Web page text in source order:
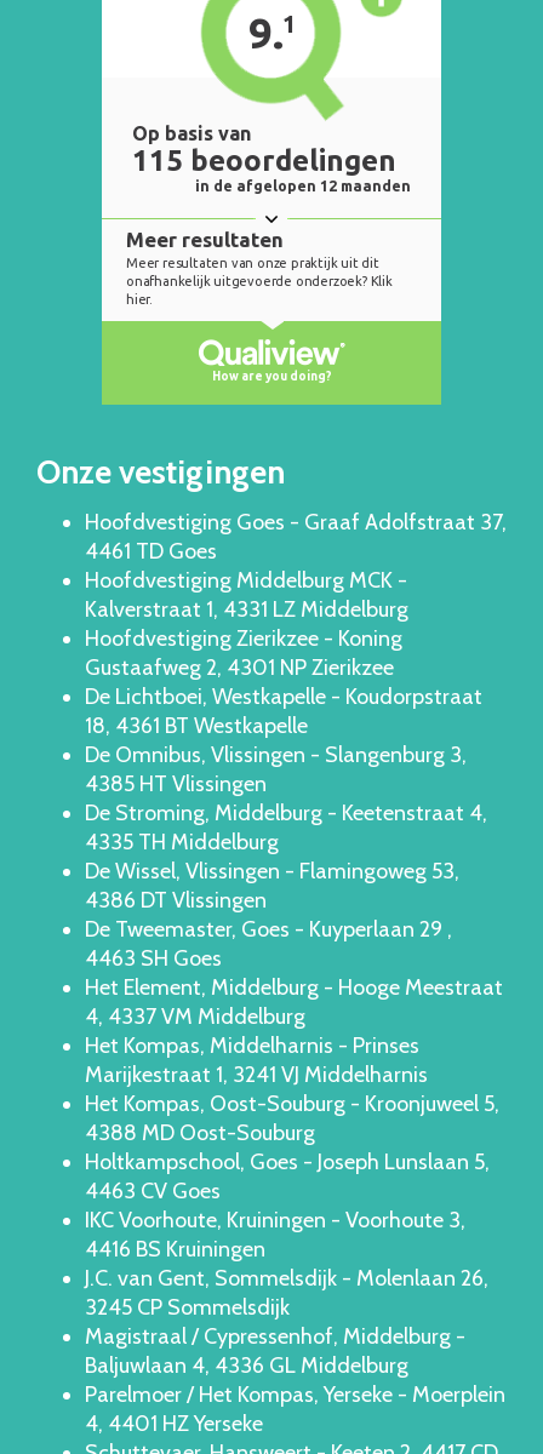
Onze vestigingen
Hoofdvestiging Goes - Graaf Adolfstraat 37,
4461 TD Goes
Hoofdvestiging Middelburg MCK -
Kalverstraat 1, 4331 LZ Middelburg
Hoofdvestiging Zierikzee - Koning
Gustaafweg 2, 4301 NP Zierikzee
De Lichtboei, Westkapelle - Koudorpstraat
18, 4361 BT Westkapelle
De Omnibus, Vlissingen - Slangenburg 3,
4385 HT Vlissingen
De Stroming, Middelburg - Keetenstraat 4,
4335 TH Middelburg
De Wissel, Vlissingen - Flamingoweg 53,
4386 DT Vlissingen
De Tweemaster, Goes - Kuyperlaan 29 ,
4463 SH Goes
Het Element, Middelburg - Hooge Meestraat
4, 4337 VM Middelburg
Het Kompas, Middelharnis - Prinses
Marijkestraat 1, 3241 VJ Middelharnis
Het Kompas, Oost-Souburg - Kroonjuweel 5,
4388 MD Oost-Souburg
Holtkampschool, Goes - Joseph Lunslaan 5,
4463 CV Goes
IKC Voorhoute, Kruiningen - Voorhoute 3,
4416 BS Kruiningen
J.C. van Gent, Sommelsdijk - Molenlaan 26,
3245 CP Sommelsdijk
Magistraal / Cypressenhof, Middelburg -
Baljuwlaan 4, 4336 GL Middelburg
Parelmoer / Het Kompas, Yerseke - Moerplein
4, 4401 HZ Yerseke